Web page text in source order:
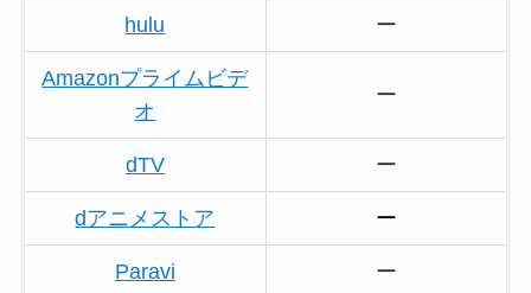
hulu ー
Amazonプライムビデ
オ
ー
dTV ー
dアニメストア ー
Paravi ー